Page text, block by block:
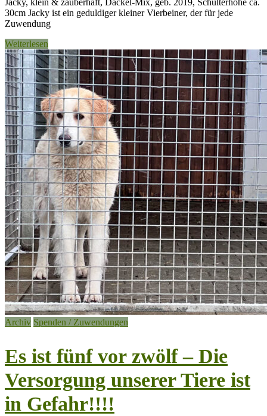
30cm Jacky ist ein geduldiger kleiner Vierbeiner, der für jede
Zuwendung
Weiterlesen
Archiv Spenden / Zuwendungen
Es ist fünf vor zwölf – Die
Versorgung unserer Tiere ist
in Gefahr!!!!